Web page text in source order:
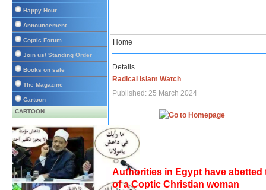
Happy Hour
Announcement
Coptic Forum
Join us/ Standing Order
Books on sale
The Magazine
Cartoon
CARTOON
Home
Details
Radical Islam Watch
Published: 25 March 2024
Authorities in Egypt have
of a Coptic Christian woman